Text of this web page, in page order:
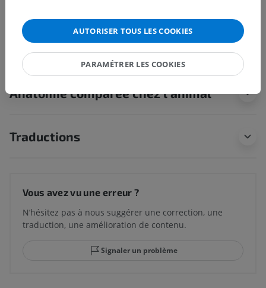
Neuroanatomie humaine
Anatomie comparée chez l’animal
Traductions
Vous avez vu une erreur ?
N’hésitez pas à nous suggérer une correction, une
traduction, une amélioration de contenu.
Signaler un problème
AUTORISER TOUS LES COOKIES
PARAMÉTRER LES COOKIES